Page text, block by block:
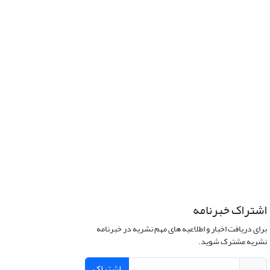
اشتراک خبرنامه
برای دریافت اخبار و اطلاعیه های مهم نشریه در خبرنامه
نشریه مشترک شوید.